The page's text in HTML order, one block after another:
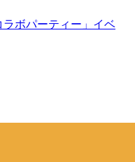
ラボパーティー」イベ